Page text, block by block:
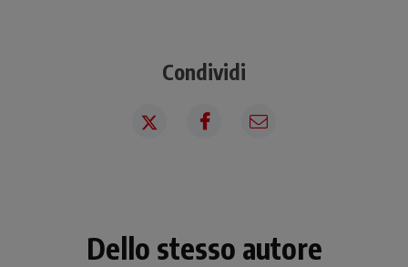
Condividi
Dello stesso autore